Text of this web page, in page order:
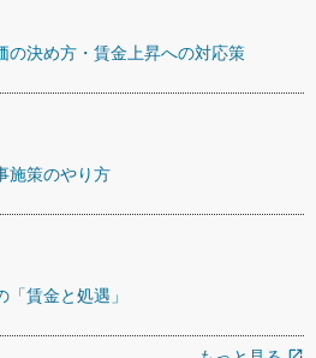
の決め方・賃金上昇への対応策
施策のやり方
賃金と処遇」